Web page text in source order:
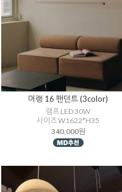
머랭 16 팬던트 (3color)
램프 LED 30W
사이즈 W1622*H35
340,000원